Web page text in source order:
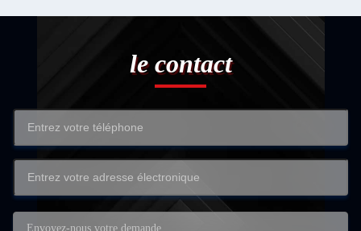
le contact